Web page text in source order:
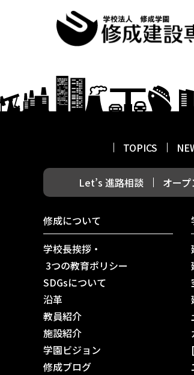
TOPICS
Let’s 進路相談 オー
修成について
学校長挨拶・
3つの教育ポリシー
SDGsについて
沿革
教員紹介
施設紹介
学園ビジョン
修成ブログ